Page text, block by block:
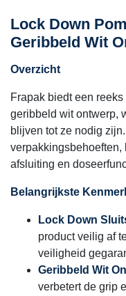
Lock Down
Geribbeld Wit
Overzicht
Frapak biedt een
geribbeld wit ontwerp,
blijven tot ze nodig
afsluiting en
Belangrijkste
Lock Down
product veilig af
veiligheid
Geribbeld Wit
verbetert de grip